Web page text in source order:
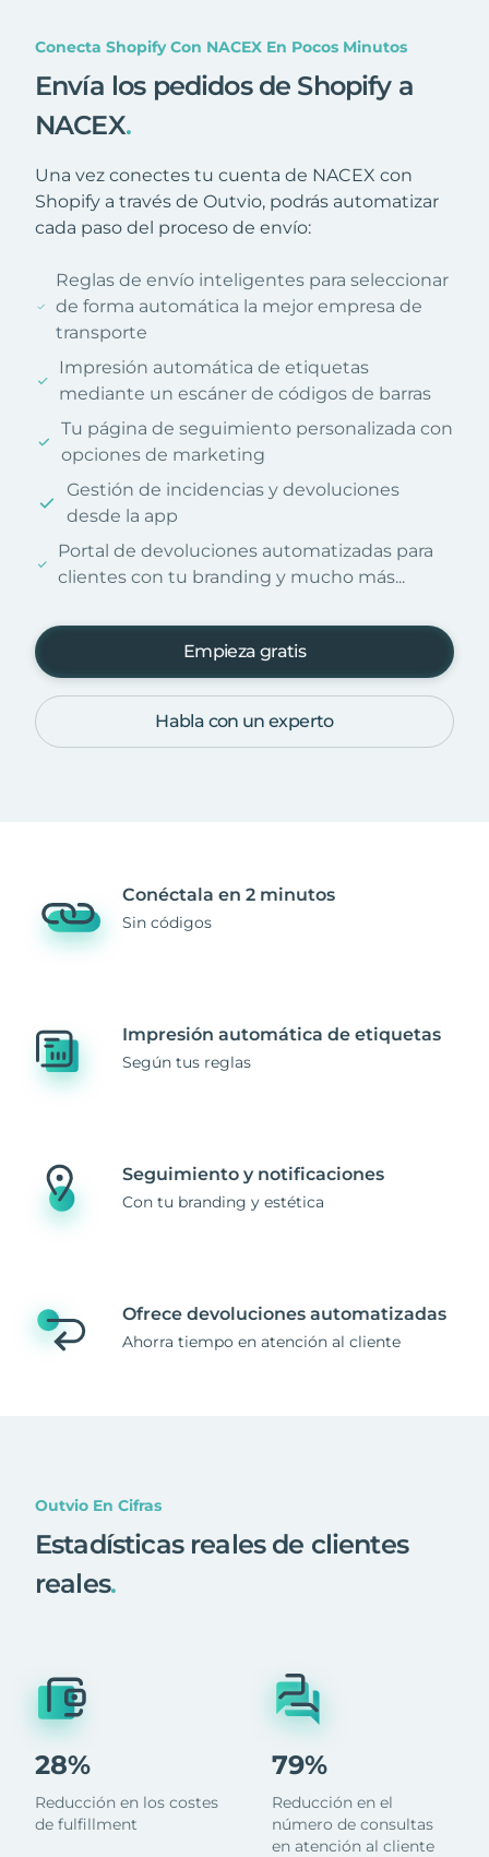
Conecta Shopify Con NACEX En Pocos Minutos
Envía los pedidos de Shopify a
NACEX.
Una vez conectes tu cuenta de NACEX con
Shopify a través de Outvio, podrás automatizar
cada paso del proceso de envío:
Reglas de envío inteligentes para seleccionar
de forma automática la mejor empresa de
transporte
Impresión automática de etiquetas
mediante un escáner de códigos de barras
Tu página de seguimiento personalizada con
opciones de marketing
Gestión de incidencias y devoluciones
desde la app
Portal de devoluciones automatizadas para
clientes con tu branding y mucho más...
Empieza gratis
Habla con un experto
Conéctala en 2 minutos
Sin códigos
Impresión automática de etiquetas
Según tus reglas
Seguimiento y notificaciones
Con tu branding y estética
Ofrece devoluciones automatizadas
Ahorra tiempo en atención al cliente
Outvio En Cifras
Estadísticas reales de clientes
reales.
28%
Reducción en los costes
de fulfillment
79%
Reducción en el
número de consultas
en atención al cliente